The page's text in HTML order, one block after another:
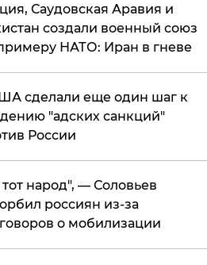
Саудовская Аравия и
создали военный союз
НАТО: Иран в гневе
сделали еще один шаг к
"адских санкций"
России
народ", — Соловьев
россиян из-за
о мобилизации